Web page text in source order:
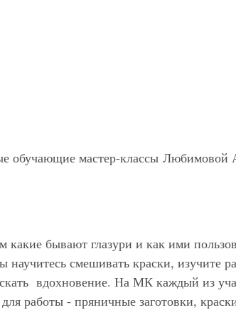
обучающие мастер-классы
какие бывают глазури и как ими
научитесь смешивать краски, изучите
вдохновение. На МК каждый из
работы - пряничные заготовки,